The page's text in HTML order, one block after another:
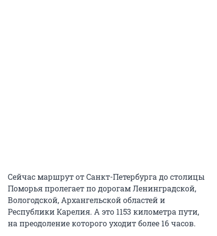
Сейчас маршрут от Санкт-Петербурга до столицы
Поморья пролегает по дорогам Ленинградской,
Вологодской, Архангельской областей и
Республики Карелия. А это 1153 километра пути,
на преодоление которого уходит более 16 часов.